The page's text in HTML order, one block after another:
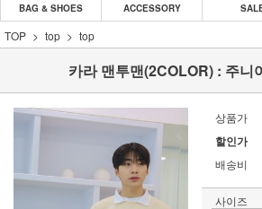
BAG & SHOES
ACCESSORY
TOP top top
카라 맨투맨(2COLOR) : 주니
상품가
할인가
배송비
사이즈